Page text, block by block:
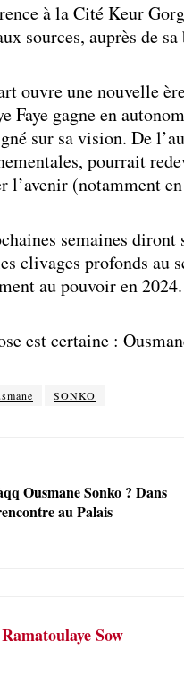
à la Cité Keur
sources, auprès de
ouvre une nouvelle
Faye gagne en
sur sa vision. De
pourrait
l’avenir (notamment
semaines
clivages profonds au
au pouvoir en 2024.
est certaine :
SONKO
Ousmane Sonko ? Dans
au Palais
Ramatoulaye Sow